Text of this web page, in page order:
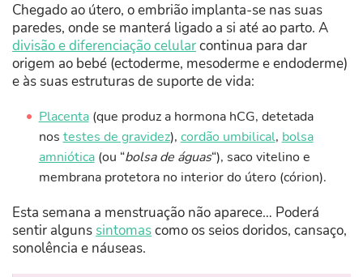
Chegado ao útero, o embrião implanta-se nas suas
paredes, onde se manterá ligado a si até ao parto. A
divisão e diferenciação celularcontinua para dar
origem ao bebé (ectoderme, mesoderme e endoderme)
e às suas estruturas de suporte de vida:
Placenta(que produz a hormona hCG, detetada
nos testes de gravidez), cordão umbilical, bolsa
amniótica(ou “bolsa de águas“), saco vitelino e
membrana protetora no interior do útero (córion).
Esta semana a menstruação não aparece… Poderá
sentir alguns sintomascomo os seios doridos, cansaço,
sonolência e náuseas.